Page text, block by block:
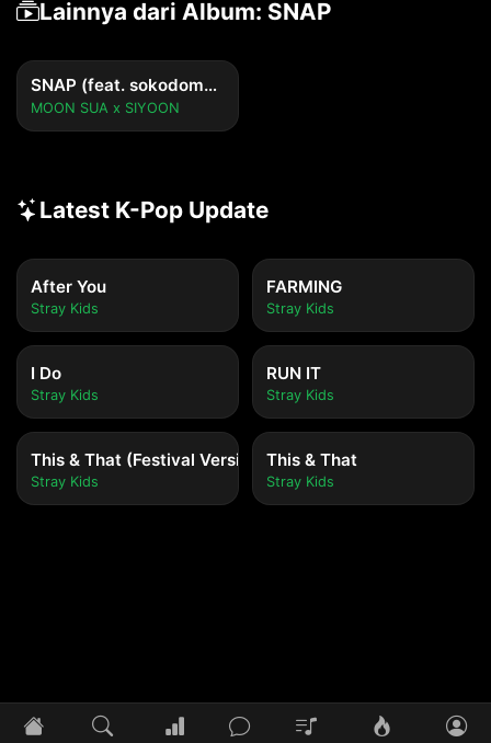
Lainnya dari Album: SNAP
SNAP (feat. sokodomo) (English Ver.)
MOON SUA x SIYOON
Latest K-Pop Update
After You
Stray Kids
FARMING
Stray Kids
I Do
Stray Kids
RUN IT
Stray Kids
This & That (Festival Version)
Stray Kids
This & That
Stray Kids